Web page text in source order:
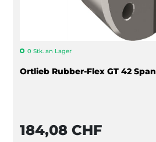
0 Stk. an Lager
Ortlieb Rubber-Flex GT 42
184,08 CHF